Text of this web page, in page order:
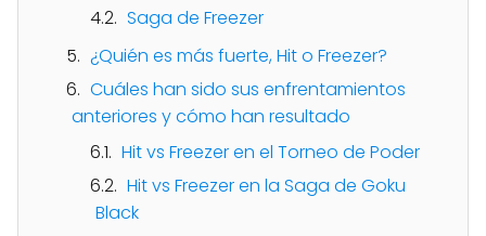
Saga de Freezer
¿Quién es más fuerte, Hit o Freezer?
Cuáles han sido sus enfrentamientos
anteriores y cómo han resultado
Hit vs Freezer en el Torneo de Poder
Hit vs Freezer en la Saga de Goku
Black